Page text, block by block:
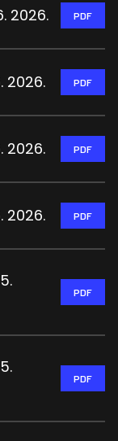
2026. PDF
2026. PDF
2026. PDF
2026. PDF
PDF
PDF